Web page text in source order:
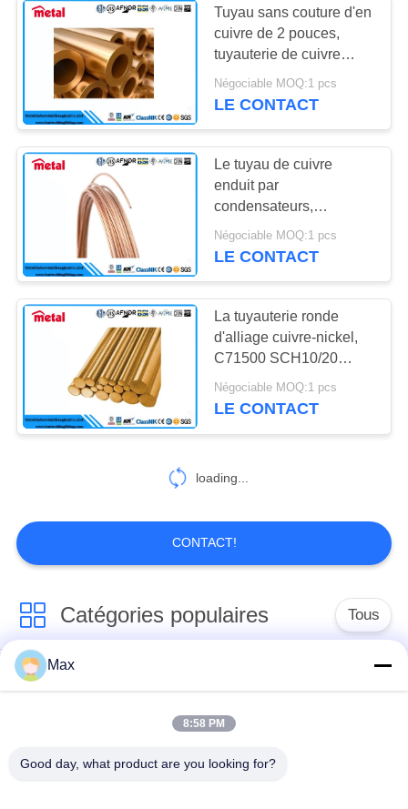
Tuyau sans couture d'en
cuivre de 2 pouces,
tuyauterie de cuivre
molle ASTM B466
d'alliage de nickel
Négociable MOQ:1 pcs
LE CONTACT
Le tuyau de cuivre
enduit par
condensateurs,
soumettent à une
contrainte le tuyau de
Négociable MOQ:1 pcs
LE CONTACT
La tuyauterie ronde
d'alliage cuivre-nickel,
C71500 SCH10/20
dactylographient à K le
tuyau de cuivre
Négociable MOQ:1 pcs
LE CONTACT
loading...
CONTACT!
Catégories populaires Tous
Tuyau d'alliage de
inoxydable duplex
superbe
tuyau d'acier
Max
8:58 PM
Good day, what product are you looking for?